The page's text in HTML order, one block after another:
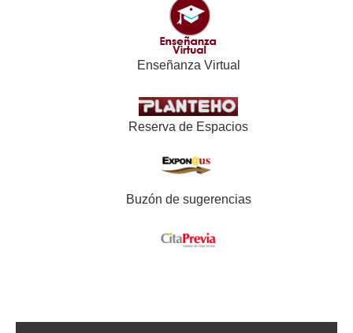
Enseñanza Virtual
Reserva de Espacios
Buzón de sugerencias